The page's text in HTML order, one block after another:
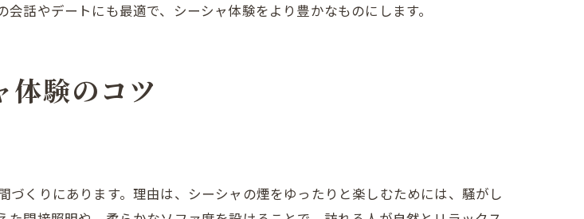
話やデートにも最適で、シーシャ体験をより豊かなものにします。
体験のコツ
くりにあります。理由は、シーシャの煙をゆったりと楽しむためには、騒がし